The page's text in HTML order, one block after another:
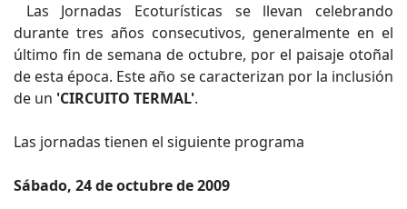
Las Jornadas Ecoturísticas se llevan celebrando
durante tres años consecutivos, generalmente en el
último fin de semana de octubre, por el paisaje otoñal
de esta época. Este año se caracterizan por la inclusión
de un 'CIRCUITO TERMAL'.
Las jornadas tienen el siguiente programa
Sábado, 24 de octubre de 2009